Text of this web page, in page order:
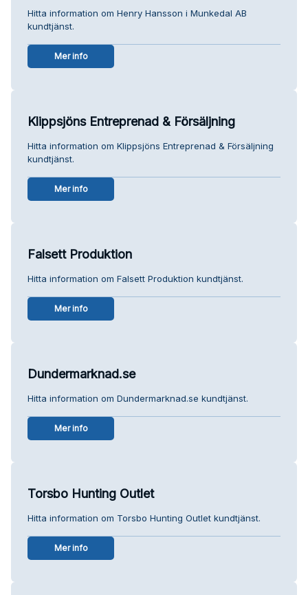
Hitta information om Henry Hansson i Munkedal AB
kundtjänst.
Mer info
Klippsjöns Entreprenad & Försäljning
Hitta information om Klippsjöns Entreprenad & Försäljning
kundtjänst.
Mer info
Falsett Produktion
Hitta information om Falsett Produktion kundtjänst.
Mer info
Dundermarknad.se
Hitta information om Dundermarknad.se kundtjänst.
Mer info
Torsbo Hunting Outlet
Hitta information om Torsbo Hunting Outlet kundtjänst.
Mer info